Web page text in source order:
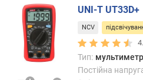
з
а
п
о
UNI-T UT33D+
NCV
Тип: мультиметр
Постійна